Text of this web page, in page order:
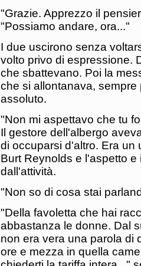
"Grazie. Apprezzo il
"Possiamo andare, ora..."
I due uscirono senza
volto privo di espressione.
che sbattevano. Poi la
che si allontanava,
assoluto.
"Non mi aspettavo che tu
Il gestore dell'albergo
di occuparsi d'altro. Era un
Burt Reynolds e l'aspetto
dall'attività.
"Non so di cosa stai
"Della favoletta che hai
abbastanza le donne. Dal
non era vera una parola di
ore e mezza in quella